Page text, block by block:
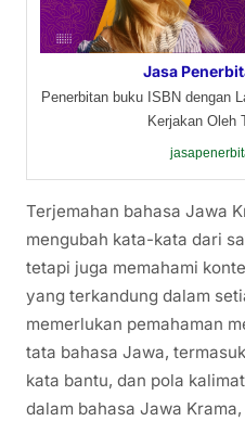
Jasa
Penerbitan buku ISBN dengan
Kerjakan Oleh
Terjemahan bahasa Jawa
mengubah kata-kata dari
tetapi juga memahami
yang terkandung dalam
memerlukan pemahaman
tata bahasa Jawa,
kata bantu, dan pola
dalam bahasa Jawa